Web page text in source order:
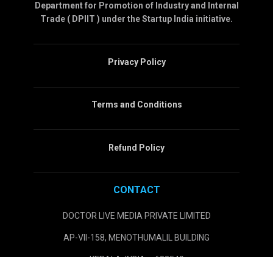
Department for Promotion of Industry and Internal
Trade ( DPIIT ) under the Startup India initiative.
Privacy Policy
Terms and Conditions
Refund Policy
CONTACT
DOCTOR LIVE MEDIA PRIVATE LIMITED
AP-VII-158, MENOTHUMALIL BUILDING